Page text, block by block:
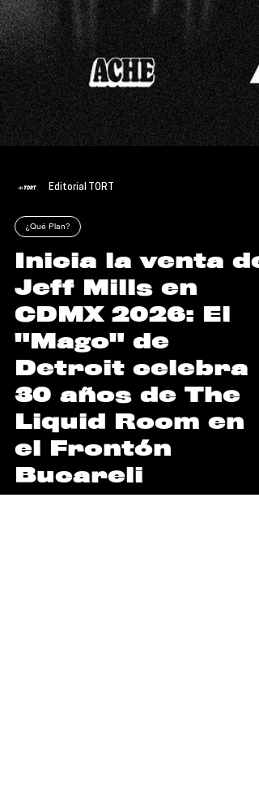
¿Qué Plan?
Inicia la venta de
Jeff Mills en
CDMX 2026: El
"Mago" de
Detroit celebra
30 años de The
Liquid Room en
el Frontón
Bucareli